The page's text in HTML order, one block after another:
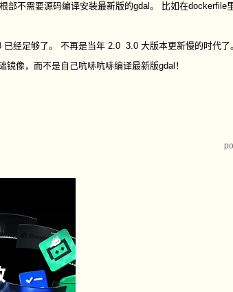
部不需要源码编译安装最新版的gdal。 比如在dockerfile
经足够了。 不再是当年 2.0 3.0 大版本更新慢的时代了
镜像，而不是自己吭哧吭哧编译最新版gdal！